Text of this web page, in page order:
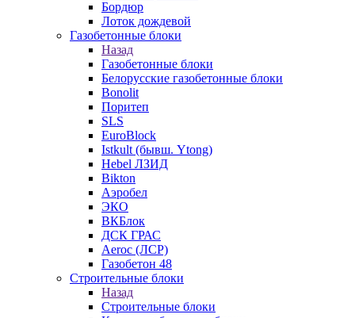
Бордюр
Лоток дождевой
Газобетонные блоки
Назад
Газобетонные блоки
Белорусские газобетонные блоки
Bonolit
Поритеп
SLS
EuroBlock
Istkult (бывш. Ytong)
Hebel ЛЗИД
Bikton
Аэробел
ЭКО
ВКБлок
ДСК ГРАС
Aeroc (ЛСР)
Газобетон 48
Строительные блоки
Назад
Строительные блоки